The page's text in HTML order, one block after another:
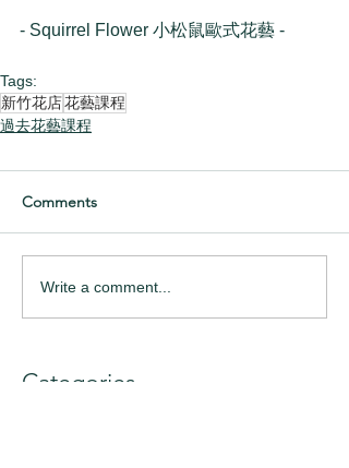
- Squirrel Flower 小松鼠歐式花藝 -
Tags:
新竹花店花藝課程
過去花藝課程
Comments
Write a comment...
Categories